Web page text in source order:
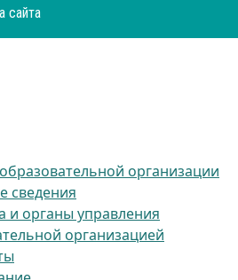
сайта
организации
сведения
и органы управления
организацией